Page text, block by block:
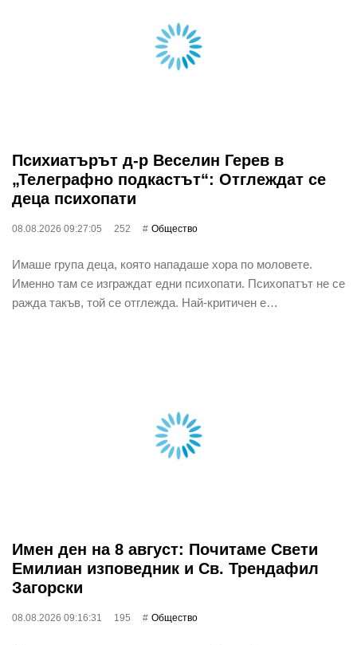
Психиатърът д-р Веселин Герев в
„Телеграфно подкастът“: Отглеждат се
деца психопати
08.08.2026 09:27:05 252 Общество
Имаше група деца, която нападаше хора по моловете.
Именно там се изграждат едни психопати. Психопатът не се
ражда такъв, той се отглежда. Най-критичен е…
Имен ден на 8 август: Почитаме Свети
Емилиан изповедник и Св. Трендафил
Загорски
08.08.2026 09:16:31 195 Общество